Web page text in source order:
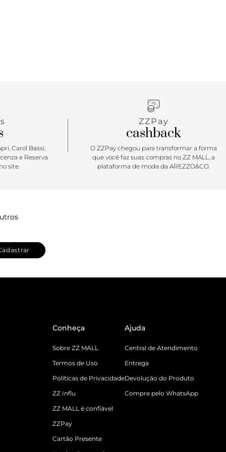
Carol Bassi,
e Reserva
site
ZZPay
cashback
O ZZPay chegou para transformar a forma
que você faz suas compras no ZZ MALL, a
plataforma de moda da AREZZO&CO.
Conheça
Sobre ZZ MALL
Termos de Uso
Políticas de Privacidade
ZZ Influ
ZZ MALL é confiável
ZZPay
Cartão Presente
Ajuda
Central de Atendimento
Entrega
Devolução do Produto
Compre pelo WhatsApp